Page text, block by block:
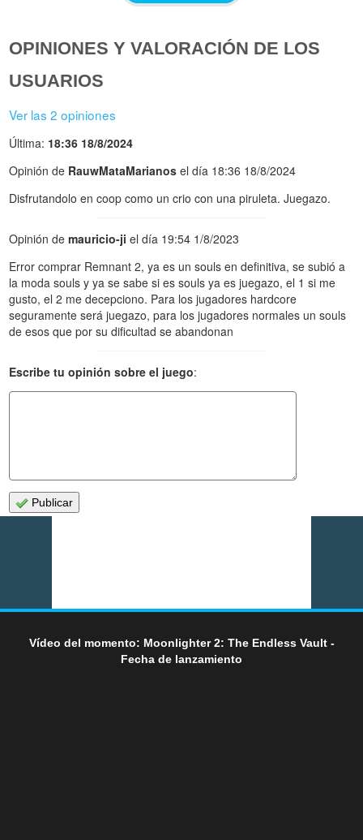
OPINIONES Y VALORACIÓN DE LOS
USUARIOS
Ver las 2 opiniones
Última: 18:36 18/8/2024
Opinión de RauwMataMarianos el día 18:36 18/8/2024
Disfrutandolo en coop como un crio con una piruleta. Juegazo.
Opinión demauricio-ji el día 19:54 1/8/2023
Error comprar Remnant 2, ya es un souls en definitiva, se subió a
la moda souls y ya se sabe si es souls ya es juegazo, el 1 si me
gusto, el 2 me decepciono. Para los jugadores hardcore
seguramente será juegazo, para los jugadores normales un souls
de esos que por su dificultad se abandonan
Escribe tu opinión sobre el juego:
Publicar
Vídeo del momento: Moonlighter 2: The Endless Vault -
Fecha de lanzamiento